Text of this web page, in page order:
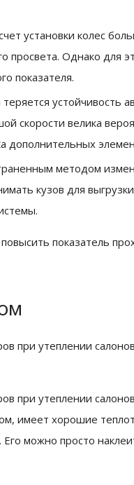
установки колес
Однако для
показателя.
устойчивость
скорости велика
дополнительных
методом
кузов для
показатель
при утеплении
при утеплении
имеет хорошие
Его можно просто